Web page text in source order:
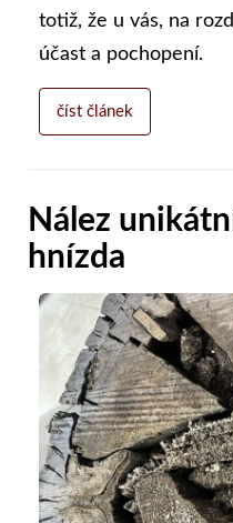
totiž, že u vás, na
účast a pochopení.
číst článek
Nález
hnízda